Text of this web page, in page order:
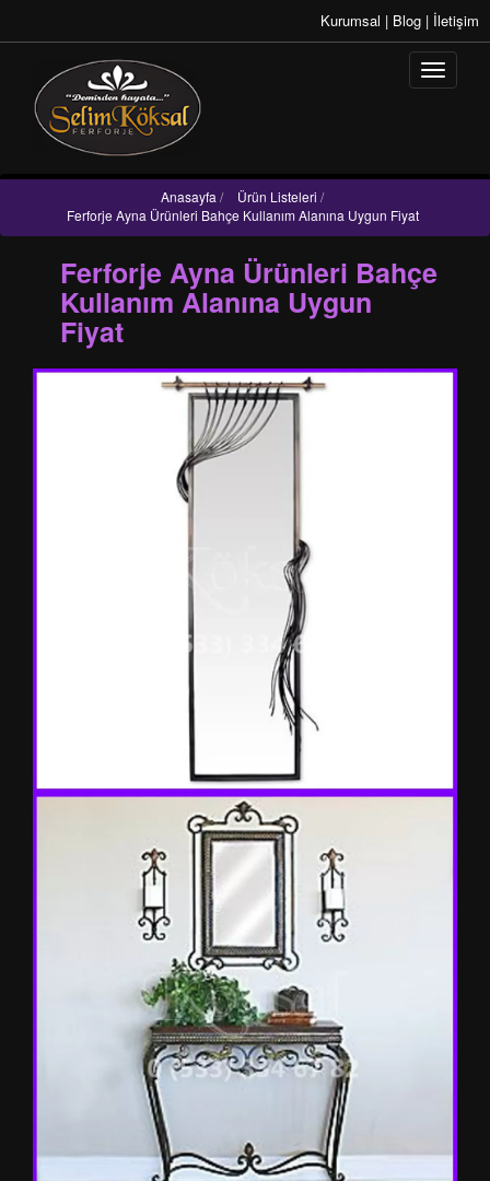
Kurumsal | Blog | İletişim
Anasayfa / Ürün Listeleri /
Ferforje Ayna Ürünleri Bahçe Kullanım Alanına Uygun Fiyat
Ferforje Ayna Ürünleri Bahçe
Kullanım Alanına Uygun
Fiyat